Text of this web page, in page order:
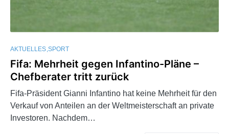
AKTUELLES SPORT
Fifa: Mehrheit gegen Infantino-Pläne –
Chefberater tritt zurück
Fifa-Präsident Gianni Infantino hat keine Mehrheit für den
Verkauf von Anteilen an der Weltmeisterschaft an private
Investoren. Nachdem…